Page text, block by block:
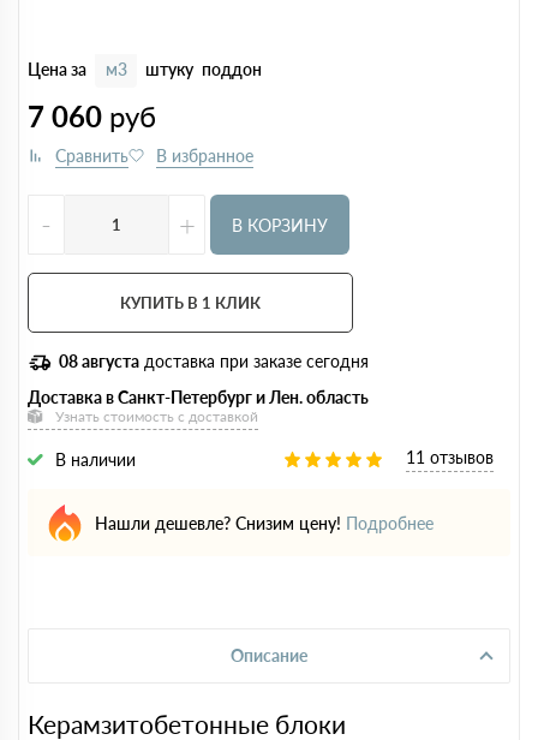
Цена за м3 штуку поддон
7 060 руб
- + В КОРЗИНУ
КУПИТЬ В 1 КЛИК
08 августа доставка при заказе сегодня
Доставка в Санкт-Петербург и Лен. область
Узнать стоимость с доставкой
В наличии 11 отзывов
Нашли дешевле? Снизим цену! Подробнее
Описание
Керамзитобетонные блоки